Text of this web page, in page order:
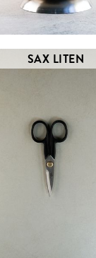
SAX LITEN